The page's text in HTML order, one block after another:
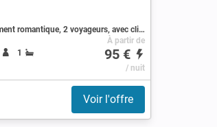
Appartement romantique, 2 voyageurs, avec climatisation
1
À partir de
95 €
/ nuit
Voir l'offre